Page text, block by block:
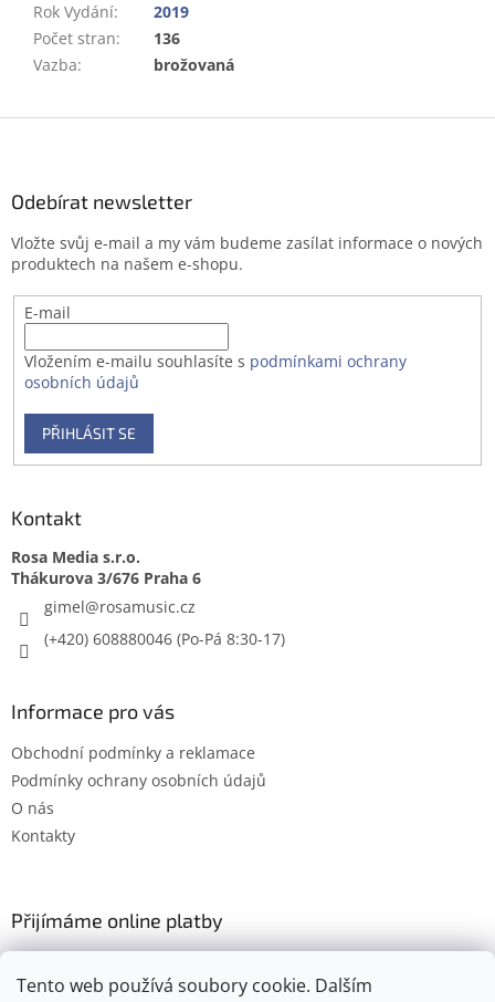
Tento web používá soubory cookie. Dalším
Rok Vydání:
2019
Počet stran:
136
Vazba: brožovaná
Odebírat newsletter
Vložte svůj e-mail a my vám budeme zasílat informace o nových
produktech na našem e-shopu.
E-mail
Vložením e-mailu souhlasíte s podmínkami ochrany
osobních údajů
PŘIHLÁSIT SE
Kontakt
Rosa Media s.r.o.
gimel@rosamusic.cz
(+420) 608880046
Informace pro vás
Obchodní podmínky a reklamace
Podmínky ochrany osobních údajů
O nás
Kontakty
Přijímáme online platby